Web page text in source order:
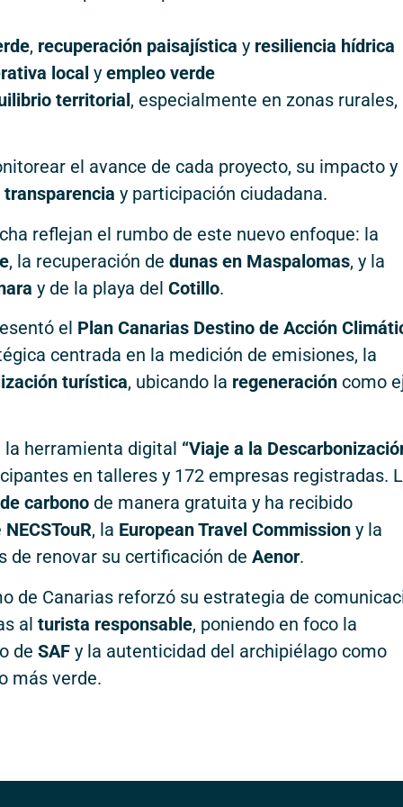
, recuperación paisajística y resiliencia hídrica
local y empleo verde
territorial, especialmente en zonas rurales,
el avance de cada proyecto, su impacto y
transparencia y participación ciudadana.
reflejan el rumbo de este nuevo enfoque: la
, la recuperación de dunas en Maspalomas, y la
y de la playa del Cotillo.
el Plan Canarias Destino de Acción
centrada en la medición de emisiones, la
turística, ubicando la regeneración como
la herramienta digital “Viaje a la
en talleres y 172 empresas registradas.
carbono de manera gratuita y ha recibido
NECSTouR, la European Travel Commission y la
de renovar su certificación de Aenor.
de Canarias reforzó su estrategia de
al turista responsable, poniendo en foco la
de SAF y la autenticidad del archipiélago como
más verde.